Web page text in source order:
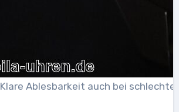
Klare Ablesbarkeit auch bei